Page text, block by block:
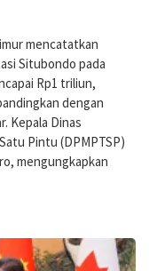
mencatatkan
Situbondo pada
Rp1 triliun,
dengan
Kepala Dinas
Pintu (DPMPTSP)
mengungkapkan